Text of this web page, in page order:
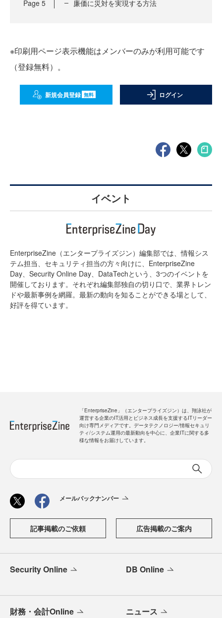
Page 5 廉価に災対を実現する方法
※印刷用ページ表示機能はメンバーのみが利用可能です
（登録無料）。
新規会員登録 無料 ログイン
イベント
EnterpriseZine（エンタープライズジン）編集部では、情報シス
テム担当、セキュリティ担当の方々向けに、EnterpriseZine
Day、Security Online Day、DataTechという、3つのイベントを
開催しております。それぞれ編集部独自の切り口で、業界トレン
ドや最新事例を網羅。最新の動向を知ることができる場として、
好評を得ています。
「EnterpriseZine」（エンタープライズジン）は、翔泳社が
運営する企業のIT活用とビジネス成長を支援するITリーダー
向け専門メディアです。データテクノロジー/情報セキュリ
ティ/システム運用の最新動向を中心に、企業ITに関する多
様な情報をお届けしています。
メールバックナンバー
記事掲載のご依頼 広告掲載のご案内
Security Online DB Online
財務・会計Online ニュース